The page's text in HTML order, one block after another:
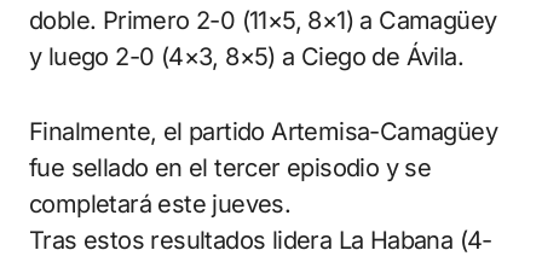
doble. Primero 2-0 (11×5, 8×1) a Camagüey
y luego 2-0 (4×3, 8×5) a Ciego de Ávila.
Finalmente, el partido Artemisa-Camagüey
fue sellado en el tercer episodio y se
completará este jueves.
Tras estos resultados lidera La Habana (4-